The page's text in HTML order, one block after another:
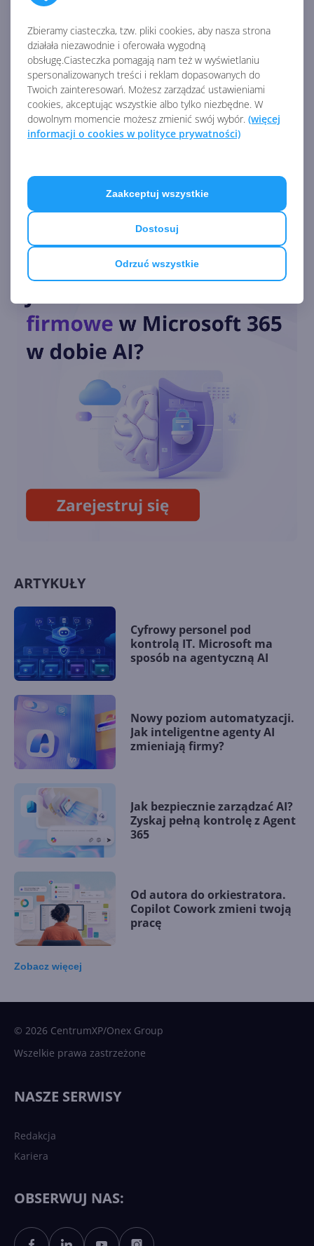
Zbieramy ciasteczka, tzw. pliki cookies, aby nasza strona
działała niezawodnie i oferowała wygodną
obsługę.Ciasteczka pomagają nam też w wyświetlaniu
spersonalizowanych treści i reklam dopasowanych do
Twoich zainteresowań. Możesz zarządzać ustawieniami
cookies, akceptując wszystkie albo tylko niezbędne. W
dowolnym momencie możesz zmienić swój wybór. (więcej
informacji o cookies w polityce prywatności)
Odrzuć wszystkie
Dostosuj
Zaakceptuj wszystkie
usunąć ze środowiska?
Nowe opcje formatowania w
Word dla sieci Web
Pola wyboru to nowa funkcja
dostępna dla niejawnych
testerów aplikacji Excel
Nowy Outlook już pod koniec
sierpnia dla użytkowników
Exchange Online chroni przed
serwerów Exchange
Ostatni miesiąc wsparcia dla
Exchange Server 2013. Co
dalej?
ARTYKUŁY
Cyfrowy personel pod
kontrolą IT. Microsoft ma
sposób na agentyczną AI
Nowy poziom automatyzacji.
Jak inteligentne agenty AI
zmieniają firmy?
Jak bezpiecznie zarządzać AI?
Zyskaj pełną kontrolę z Agent
365
Od autora do orkiestratora.
Copilot Cowork zmieni twoją
pracę
Zobacz więcej
© 2026 CentrumXP/Onex Group
Wszelkie prawa zastrzeżone
NASZE SERWISY
Redakcja
Kariera
OBSERWUJ NAS: